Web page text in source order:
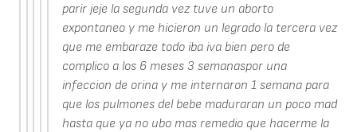
parir jeje la segunda vez tuve un aborto
expontaneo y me hicieron un legrado la tercera vez
que me embaraze todo iba iva bien pero de
complico a los 6 meses 3 semanaspor una
infeccion de orina y me internaron 1 semana para
que los pulmones del bebe maduraran un poco mad
hasta que ya no ubo mas remedio que hacerme la